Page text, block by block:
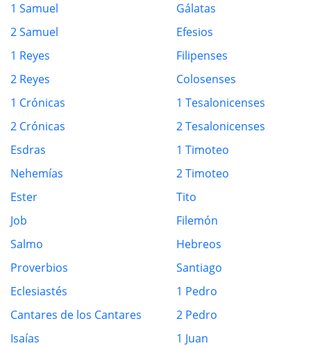
1 Samuel
2 Samuel
1 Reyes
2 Reyes
1 Crónicas
2 Crónicas
Esdras
Nehemías
Ester
Job
Salmo
Proverbios
Eclesiastés
Cantares de los Cantares
Isaías
Gálatas
Efesios
Filipenses
Colosenses
1 Tesalonicenses
2 Tesalonicenses
1 Timoteo
2 Timoteo
Tito
Filemón
Hebreos
Santiago
1 Pedro
2 Pedro
1 Juan